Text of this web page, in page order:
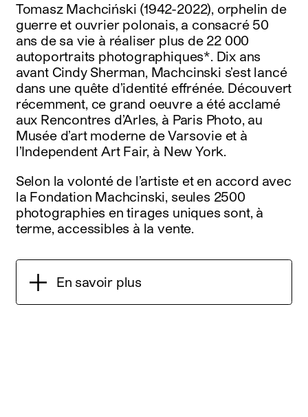
Tomasz Machciński (1942-2022), orphelin de
guerre et ouvrier polonais, a consacré 50
ans de sa vie à réaliser plus de 22 000
autoportraits photographiques*. Dix ans
avant Cindy Sherman, Machcinski s’est lancé
dans une quête d’identité effrénée. Découvert
récemment, ce grand oeuvre a été acclamé
aux Rencontres d’Arles, à Paris Photo, au
Musée d’art moderne de Varsovie et à
l’Independent Art Fair, à New York.
Selon la volonté de l’artiste et en accord avec
la Fondation Machcinski, seules 2500
photographies en tirages uniques sont, à
terme, accessibles à la vente.
En savoir plus